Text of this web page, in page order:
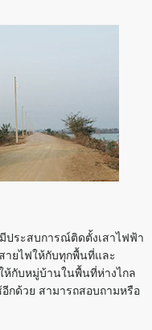
ประสบการณ์ติดตั้งเสาไฟฟ้า
ายไฟให้กับทุกพื้นที่และ
ห้กับหมู่บ้านในพื้นที่ห่างไกล
กด้วย สามารถสอบถามหรือ